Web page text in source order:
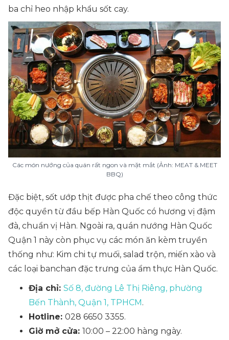
ba chỉ heo nhập khẩu sốt cay.
Các món nướng của quán rất ngon và mặt mắt (Ảnh: MEAT & MEET
BBQ)
Đặc biệt, sốt ướp thịt được pha chế theo công thức
độc quyền từ đầu bếp Hàn Quốc có hương vị đậm
đà, chuẩn vị Hàn. Ngoài ra, quán nướng Hàn Quốc
Quận 1 này còn phục vụ các món ăn kèm truyền
thống như: Kim chi tự muối, salad trộn, miến xào và
các loại banchan đặc trưng của ẩm thực Hàn Quốc.
Địa chỉ: Số 8, đường Lê Thị Riêng, phường
Bến Thành, Quận 1, TPHCM.
Hotline: 028 6650 3355.
Giờ mở cửa: 10:00 – 22:00 hàng ngày.